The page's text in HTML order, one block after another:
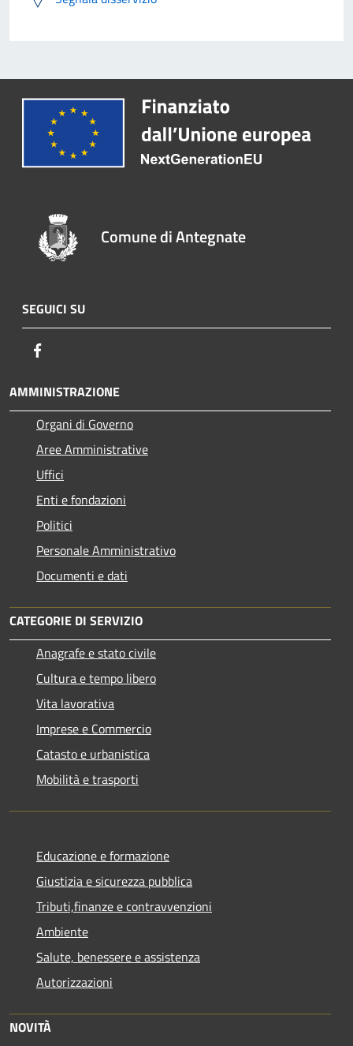
Comune di Antegnate
SEGUICI SU
AMMINISTRAZIONE
Organi di Governo
Aree Amministrative
Uffici
Enti e fondazioni
Politici
Personale Amministrativo
Documenti e dati
CATEGORIE DI SERVIZIO
Anagrafe e stato civile
Cultura e tempo libero
Vita lavorativa
Imprese e Commercio
Catasto e urbanistica
Mobilità e trasporti
Educazione e formazione
Giustizia e sicurezza pubblica
Tributi,finanze e contravvenzioni
Ambiente
Salute, benessere e assistenza
Autorizzazioni
NOVITÀ